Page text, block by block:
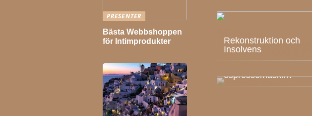
Rekonstruktion och
Insolvens
espressomaskin?
PRESENTER
Bästa Webbshoppen
för Intimprodukter